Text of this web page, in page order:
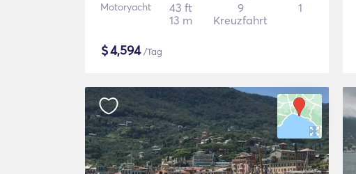
Motoryacht
43 ft
13 m
9
Kreuzfahrt
1
$4,594/Tag